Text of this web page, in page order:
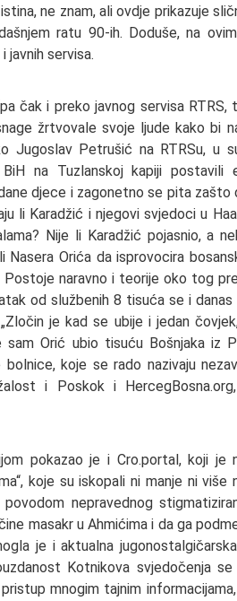
ne znam, ali ovdje prikazuje
ratu 90-ih. Doduše, na
javnih servisa.
čak i preko javnog servisa
žrtvovale svoje ljude kako bi
Jugoslav Petrušić na RTRSu, u
na Tuzlanskoj kapiji
djece i zagonetno se pita zašto
li Karadžić i njegovi svjedoci u
Nije li Karadžić pojasnio, a
Nasera Orića da isprovocira
naravno i teorije oko tog
od službenih 8 tisuća se i danas
je kad se ubije i jedan
Orić ubio tisuću Bošnjaka iz
bolnice, koje se rado nazivaju
i Poskok i
pokazao je i Cro.portal, koji je
koje su iskopali ni manje ni
nepravednog
masakr u Ahmićima i da ga
je i aktualna
Kotnikova svjedočenja
mnogim tajnim